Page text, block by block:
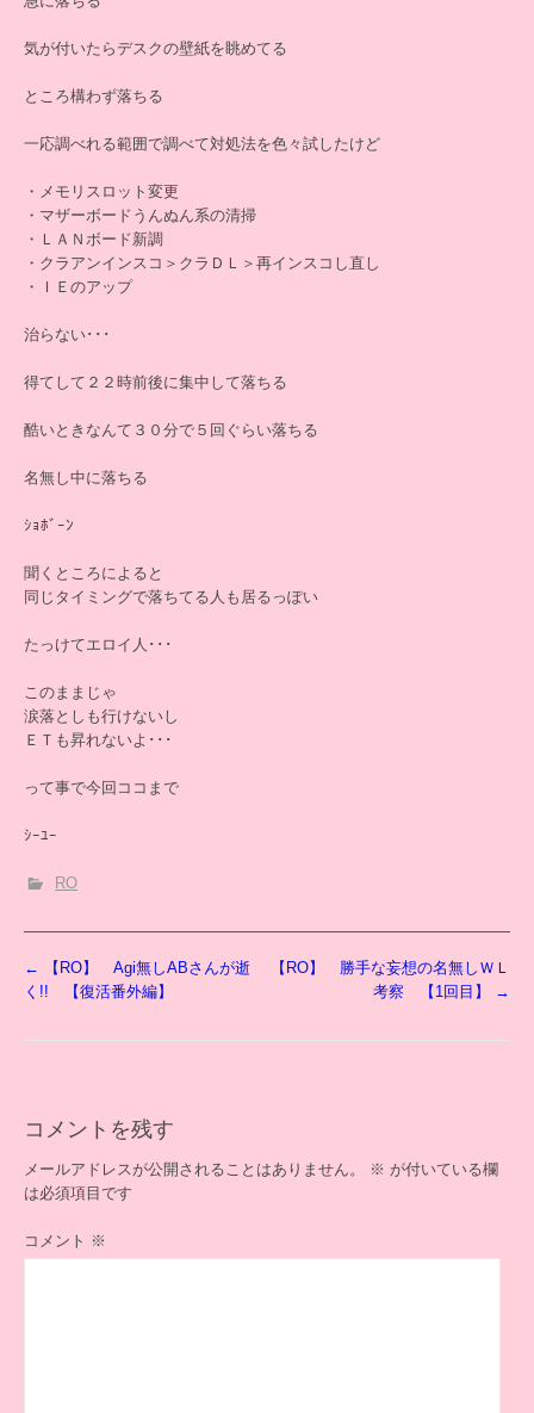
気が付いたらデスクの壁紙を眺めてる
ところ構わず落ちる
一応調べれる範囲で調べて対処法を色々試したけど
・メモリスロット変更
・マザーボードうんぬん系の清掃
・ＬＡＮボード新調
・クラアンインスコ＞クラＤＬ＞再インスコし直し
・ＩＥのアップ
治らない･･･
得てして２２時前後に集中して落ちる
酷いときなんて３０分で５回ぐらい落ちる
名無し中に落ちる
ｼｮﾎﾞｰﾝ
聞くところによると
同じタイミングで落ちてる人も居るっぽい
たっけてエロイ人･･･
このままじゃ
涙落としも行けないし
ＥＴも昇れないよ･･･
って事で今回ココまで
ｼｰﾕｰ
RO
投
稿
ビ
シ
ョ
ン
←
【RO】 Agi無しABさんが逝
く!! 【復活番外編】
【RO】 勝手な妄想の名無しＷＬ
考察 【1回目】
→
コメントを残す
メールアドレスが公開されることはありません。 ※ が付いている欄
は必須項目です
コメント ※